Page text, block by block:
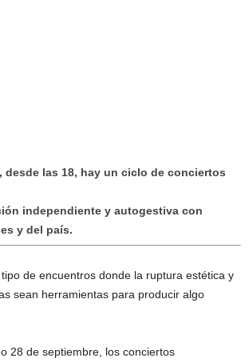
desde las 18, hay un ciclo de conciertos
independiente y autogestiva con
y del país.
de encuentros donde la ruptura estética y
sean herramientas para producir algo
28 de septiembre, los conciertos